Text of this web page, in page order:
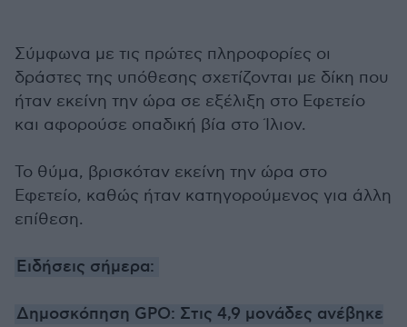
Σύμφωνα με τις πρώτες πληροφορίες οι
δράστες της υπόθεσης σχετίζονται με δίκη που
ήταν εκείνη την ώρα σε εξέλιξη στο Εφετείο
και αφορούσε οπαδική βία στο Ίλιον.
Το θύμα, βρισκόταν εκείνη την ώρα στο
Εφετείο, καθώς ήταν κατηγορούμενος για άλλη
επίθεση.
Ειδήσεις σήμερα:
Δημοσκόπηση GPO: Στις 4,9 μονάδες ανέβηκε